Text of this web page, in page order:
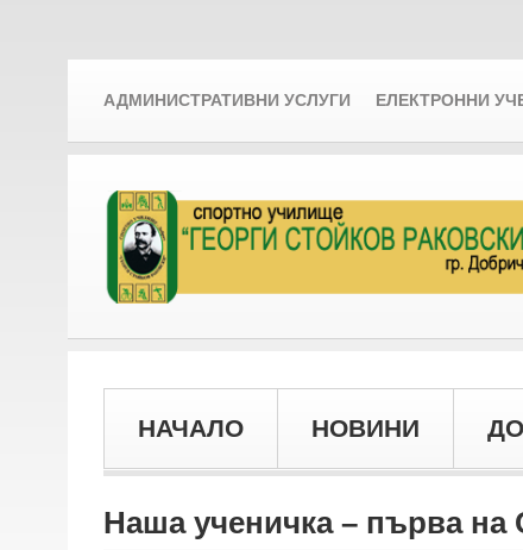
АДМИНИСТРАТИВНИ УСЛУГИ ЕЛЕКТРОННИ
НАЧАЛО НОВИНИ
Наша ученичка – първа на